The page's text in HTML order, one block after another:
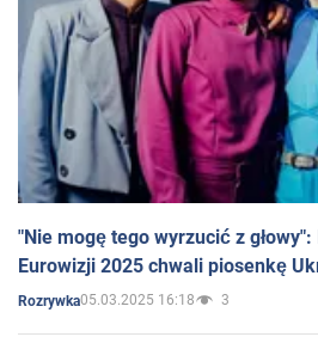
"Nie mogę tego wyrzucić z
Eurowizji 2025 chwali piosenkę
Rozrywka05.03.2025 16:18 3